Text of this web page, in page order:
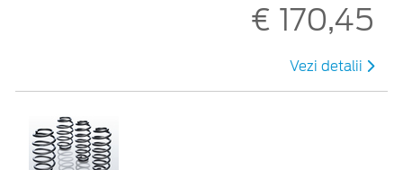
€ 170,45
Vezi detalii